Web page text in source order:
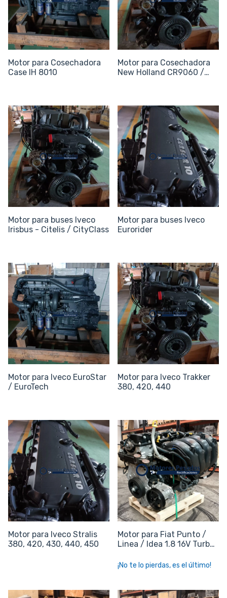
Motor para Cosechadora
Case IH 8010
Motor para Cosechadora
New Holland CR9060 /
Motor para buses Iveco
Irisbus - Citelis / CityClass
Motor para buses Iveco
Eurorider
Motor para Iveco EuroStar
/ EuroTech
Motor para Iveco Trakker
380, 420, 440
Motor para Iveco Stralis
380, 420, 430, 440, 450
Motor para Fiat Punto /
Linea / Idea 1.8 16V Turbo
¡No te lo pierdas, es el último!